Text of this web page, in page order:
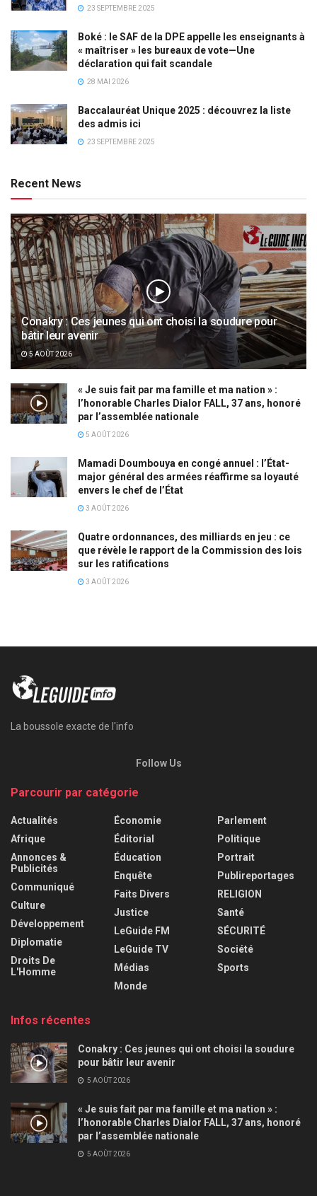
23 SEPTEMBRE 2025
Boké : le SAF de la DPE appelle les enseignants à
« maîtriser » les bureaux de vote—Une
déclaration qui fait scandale
28 MAI 2026
Baccalauréat Unique 2025 : découvrez la liste
des admis ici
23 SEPTEMBRE 2025
Recent News
Conakry : Ces jeunes qui ont choisi la soudure pour
bâtir leur avenir
5 AOÛT 2026
« Je suis fait par ma famille et ma nation » :
l’honorable Charles Dialor FALL, 37 ans, honoré
par l’assemblée nationale
5 AOÛT 2026
Mamadi Doumbouya en congé annuel : l’État-
major général des armées réaffirme sa loyauté
envers le chef de l’État
3 AOÛT 2026
Quatre ordonnances, des milliards en jeu : ce
que révèle le rapport de la Commission des lois
sur les ratifications
3 AOÛT 2026
La boussole exacte de l'info
Follow Us
Parcourir par catégorie
Actualités
Afrique
Annonces &
Publicités
Communiqué
Culture
Développement
Diplomatie
Droits De
L'Homme
Économie
Éditorial
Éducation
Enquête
Faits Divers
Justice
LeGuide FM
LeGuide TV
Médias
Monde
Parlement
Politique
Portrait
Publireportages
RELIGION
Santé
SÉCURITÉ
Société
Sports
Infos récentes
Conakry : Ces jeunes qui ont choisi la soudure
pour bâtir leur avenir
5 AOÛT 2026
« Je suis fait par ma famille et ma nation » :
l’honorable Charles Dialor FALL, 37 ans, honoré
par l’assemblée nationale
5 AOÛT 2026